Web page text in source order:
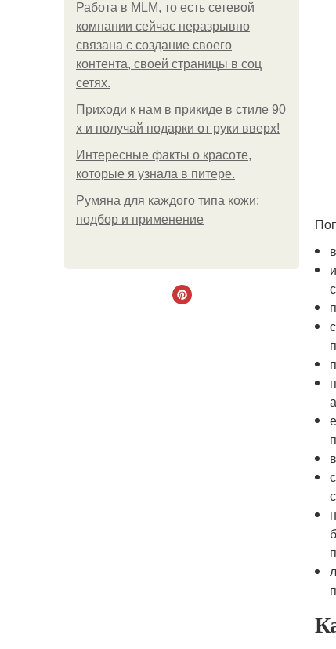
Работа в MLM, то есть сетевой
компании сейчас неразрывно
связана с создание своего
контента, своей страницы в соц
сетях.
Приходи к нам в прикиде в стиле 90
х и получай подарки от руки вверх!
Интересные факты о красоте,
которые я узнала в питере.
Румяна для каждого типа кожи:
подбор и применение